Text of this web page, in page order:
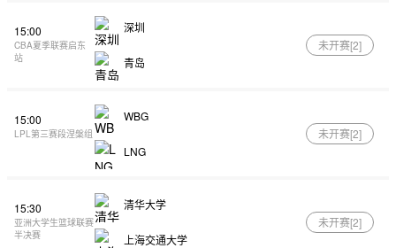
15:00
CBA夏季联赛启东
站
深圳
青岛
未开赛[2]
15:00
LPL第三赛段涅槃组
WBG
LNG
未开赛[2]
15:30
亚洲大学生篮球联赛
半决赛
清华大学
上海交通大学
未开赛[2]